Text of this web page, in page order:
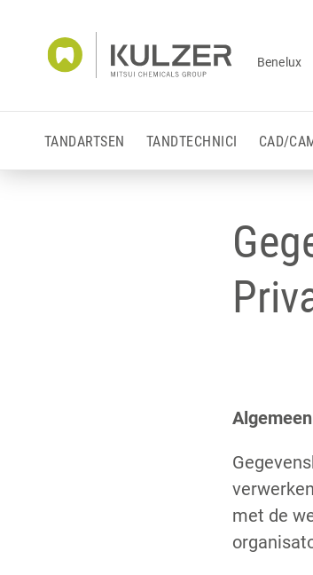
Benelux
TANDARTSEN TANDTECHNICI CAD/
Algemeen
met de